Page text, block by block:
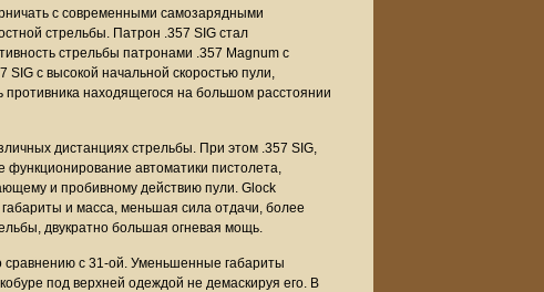
с современными самозарядными
стрельбы. Патрон .357 SIG стал
стрельбы патронами .357 Magnum с
с высокой начальной скоростью пули,
находящегося на большом расстоянии
дистанциях стрельбы. При этом .357 SIG,
автоматики пистолета,
и пробивному действию пули. Glock
и масса, меньшая сила отдачи, более
двукратно большая огневая мощь.
сравнению с 31-ой. Уменьшенные габариты
под верхней одеждой не демаскируя его. В